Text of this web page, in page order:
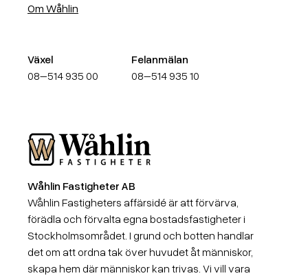
Om Wåhlin
Växel
08–514 935 00
Felanmälan
08–514 935 10
Wåhlin Fastigheter AB
Wåhlin Fastigheter AB
Wåhlin Fastigheters affärsidé är att förvärva,
förädla och förvalta egna bostadsfastigheter i
Stockholmsområdet. I grund och botten handlar
det om att ordna tak över huvudet åt människor,
skapa hem där människor kan trivas. Vi vill vara